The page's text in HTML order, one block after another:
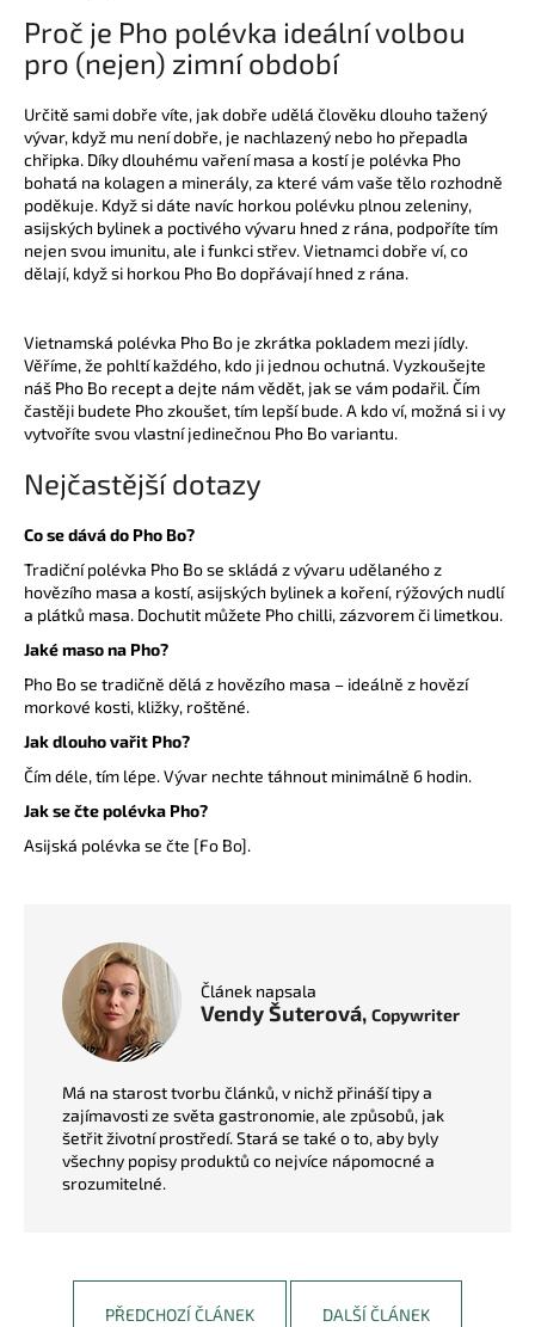
Proč je Pho polévka ideální volbou
pro (nejen) zimní období
Určitě sami dobře víte, jak dobře udělá člověku dlouho tažený
vývar, když mu není dobře, je nachlazený nebo ho přepadla
chřipka. Díky dlouhému vaření masa a kostí je polévka Pho
bohatá na kolagen a minerály, za které vám vaše tělo rozhodně
poděkuje. Když si dáte navíc horkou polévku plnou zeleniny,
asijských bylinek a poctivého vývaru hned z rána, podpoříte tím
nejen svou imunitu, ale i funkci střev. Vietnamci dobře ví, co
dělají, když si horkou Pho Bo dopřávají hned z rána.
Vietnamská polévka Pho Bo je zkrátka pokladem mezi jídly.
Věříme, že pohltí každého, kdo ji jednou ochutná. Vyzkoušejte
náš Pho Bo recept a dejte nám vědět, jak se vám podařil. Čím
častěji budete Pho zkoušet, tím lepší bude. A kdo ví, možná si i vy
vytvoříte svou vlastní jedinečnou Pho Bo variantu.
Nejčastější dotazy
Co se dává do Pho Bo?
Tradiční polévka Pho Bo se skládá z vývaru udělaného z
hovězího masa a kostí, asijských bylinek a koření, rýžových nudlí
a plátků masa. Dochutit můžete Pho chilli, zázvorem či limetkou.
Jaké maso na Pho?
Pho Bo se tradičně dělá z hovězího masa – ideálně z hovězí
morkové kosti, kližky, roštěné.
Jak dlouho vařit Pho?
Čím déle, tím lépe. Vývar nechte táhnout minimálně 6 hodin.
Jak se čte polévka Pho?
Asijská polévka se čte [Fo Bo].
Článek napsala
Vendy Šuterová, Copywriter
Má na starost tvorbu článků, v nichž přináší tipy a
zajímavosti ze světa gastronomie, ale způsobů, jak
šetřit životní prostředí. Stará se také o to, aby byly
všechny popisy produktů co nejvíce nápomocné a
srozumitelné.
PŘEDCHOZÍ ČLÁNEK DALŠÍ ČLÁNEK